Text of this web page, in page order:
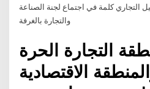
التجاري كلمة في اجتماع لجنة الصناعة
التجارة الحرة
الاقتصادية